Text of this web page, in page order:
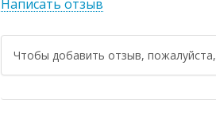
Написать отзыв
Чтобы добавить отзыв, пожалуйста,